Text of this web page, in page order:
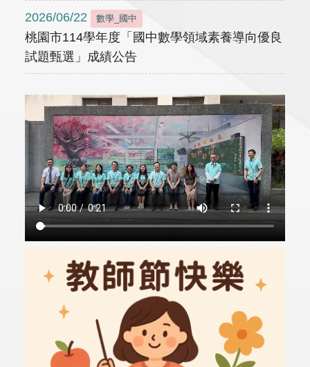
2026/06/22 數學_國中
桃園市114學年度「國中數學領域素養導向優良
試題甄選」成績公告